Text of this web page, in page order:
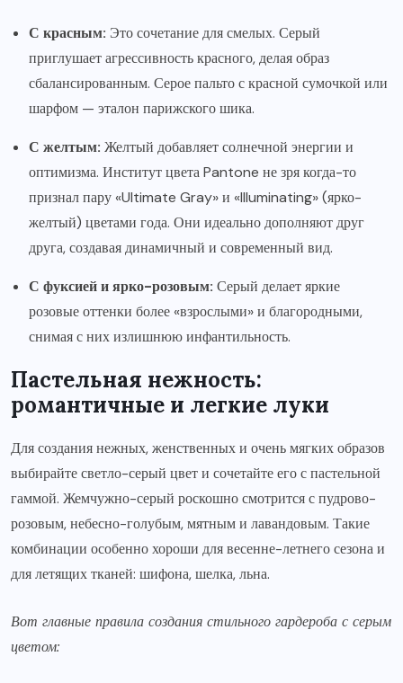
С красным: Это сочетание для смелых. Серый
приглушает агрессивность красного, делая образ
сбалансированным. Серое пальто с красной сумочкой или
шарфом — эталон парижского шика.
С желтым: Желтый добавляет солнечной энергии и
оптимизма. Институт цвета Pantone не зря когда-то
признал пару «Ultimate Gray» и «Illuminating» (ярко-
желтый) цветами года. Они идеально дополняют друг
друга, создавая динамичный и современный вид.
С фуксией и ярко-розовым: Серый делает яркие
розовые оттенки более «взрослыми» и благородными,
снимая с них излишнюю инфантильность.
Пастельная нежность:
романтичные и легкие луки
Для создания нежных, женственных и очень мягких образов
выбирайте светло-серый цвет и сочетайте его с пастельной
гаммой. Жемчужно-серый роскошно смотрится с пудрово-
розовым, небесно-голубым, мятным и лавандовым. Такие
комбинации особенно хороши для весенне-летнего сезона и
для летящих тканей: шифона, шелка, льна.
Вот главные правила создания стильного гардероба с серым
цветом: